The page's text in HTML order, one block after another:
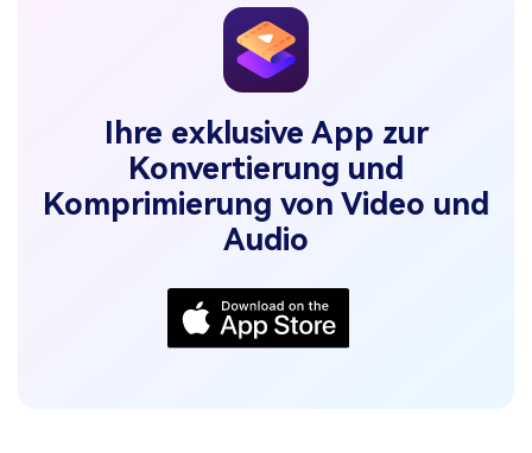
Ihre exklusive App zur
Konvertierung und
Komprimierung von Video und
Audio